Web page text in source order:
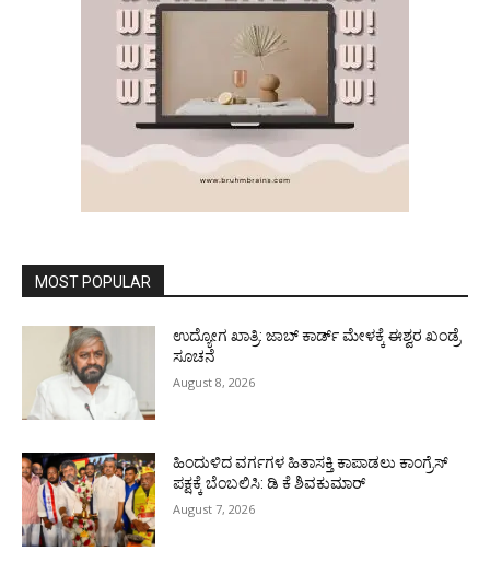
MOST POPULAR
ಉದ್ಯೋಗ ಖಾತ್ರಿ: ಜಾಬ್ ಕಾರ್ಡ್ ಮೇಳಕ್ಕೆ ಈಶ್ವರ ಖಂಡ್ರೆ
ಸೂಚನೆ
August 8, 2026
ಹಿಂದುಳಿದ ವರ್ಗಗಳ ಹಿತಾಸಕ್ತಿ ಕಾಪಾಡಲು ಕಾಂಗ್ರೆಸ್
ಪಕ್ಷಕ್ಕೆ ಬೆಂಬಲಿಸಿ: ಡಿ ಕೆ ಶಿವಕುಮಾರ್
August 7, 2026